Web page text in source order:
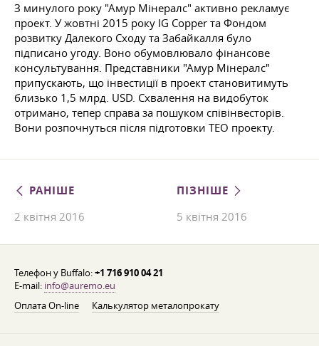
З минулого року "Амур Мінералс" активно рекламує
проект. У жовтні 2015 року IG Copper та Фондом
розвитку Далекого Сходу та Забайкалля було
підписано угоду. Воно обумовлювало фінансове
консультування. Представники "Амур Мінералс"
припускають, що інвестиції в проект становитимуть
близько 1,5 млрд. USD. Схвалення на видобуток
отримано, тепер справа за пошуком співінвесторів.
Вони розпочнуться після підготовки ТЕО проекту.
РАНІШЕ
2 квітня 2016
ПІЗНІШЕ
5 квітня 2016
Телефон у Buffalo:+1 716 910 04 21
E-mail: info@auremo.eu
Оплата On-line
Калькулятор металопрокату